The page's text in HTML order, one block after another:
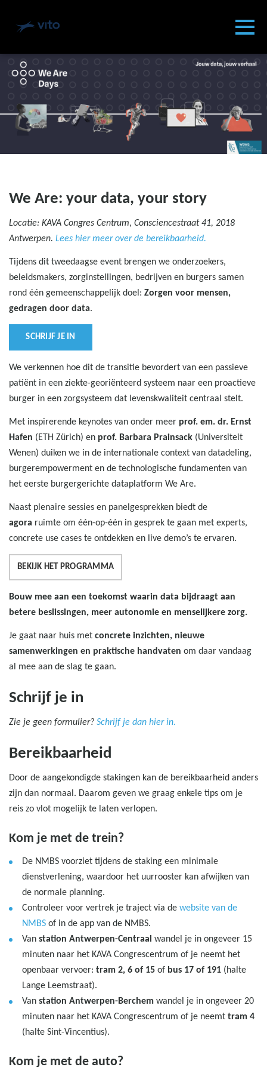
VITO
We Are: your data, your story
Locatie: KAVA Congres Centrum, Consciencestraat 41, 2018
Antwerpen. Lees hier meer over de bereikbaarheid.
Tijdens dit tweedaagse event brengen we onderzoekers,
beleidsmakers, zorginstellingen, bedrijven en burgers samen
rond één gemeenschappelijk doel: Zorgen voor mensen,
gedragen door data.
SCHRIJF JE IN
We verkennen hoe dit de transitie bevordert van een passieve
patiënt in een ziekte-georiënteerd systeem naar een proactieve
burger in een zorgsysteem dat levenskwaliteit centraal stelt.
Met inspirerende keynotes van onder meer prof. em. dr. Ernst
Hafen (ETH Zürich) en prof. Barbara Prainsack (Universiteit
Wenen) duiken we in de internationale context van datadeling,
burgerempowerment en de technologische fundamenten van
het eerste burgergerichte dataplatform We Are.
Naast plenaire sessies en panelgesprekken biedt de
agora ruimte om één-op-één in gesprek te gaan met experts,
concrete use cases te ontdekken en live demo’s te ervaren.
BEKIJK HET PROGRAMMA
Bouw mee aan een toekomst waarin data bijdraagt aan
betere beslissingen, meer autonomie en menselijkere zorg.
Je gaat naar huis met concrete inzichten, nieuwe
samenwerkingen en praktische handvaten om daar vandaag
al mee aan de slag te gaan.
Schrijf je in
Zie je geen formulier? Schrijf je dan hier in.
Bereikbaarheid
Door de aangekondigde stakingen kan de bereikbaarheid anders
zijn dan normaal. Daarom geven we graag enkele tips om je
reis zo vlot mogelijk te laten verlopen.
Kom je met de trein?
De NMBS voorziet tijdens de staking een minimale
dienstverlening, waardoor het uurrooster kan afwijken van
de normale planning.
Controleer voor vertrek je traject via de website van de
NMBS of in de app van de NMBS.
Van station Antwerpen-Centraal wandel je in ongeveer 15
minuten naar het KAVA Congrescentrum of je neemt het
openbaar vervoer: tram 2, 6 of 15 of bus 17 of 191 (halte
Lange Leemstraat).
Van station Antwerpen-Berchem wandel je in ongeveer 20
minuten naar het KAVA Congrescentrum of je neemt tram 4
(halte Sint-Vincentius).
Kom je met de auto?